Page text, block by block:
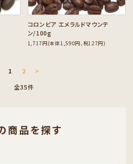
コロンビア エメラルドマウンテ
ン/100g
1,717円(本体1,590円、税127円)
1 2
>
全35件
商品を探す